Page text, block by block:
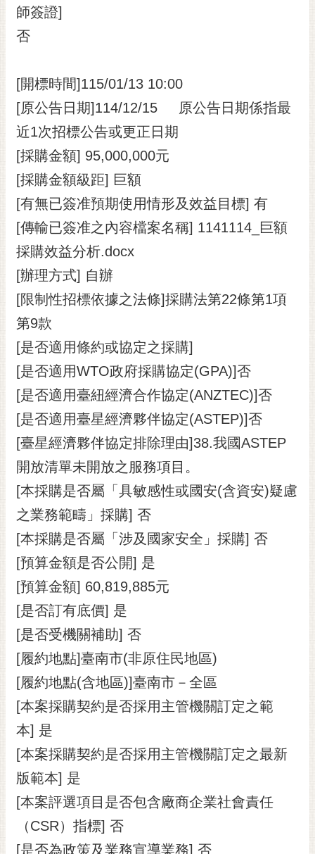
策
網
料
開
放
宣
告
市
交
通
位
置
師簽證]
否
[開標時間]115/01/13 10:00
[原公告日期]114/12/15 原公告日期係指最
近1次招標公告或更正日期
[採購金額] 95,000,000元
[採購金額級距] 巨額
[有無已簽准預期使用情形及效益目標] 有
[傳輸已簽准之內容檔案名稱] 1141114_巨額
採購效益分析.docx
[辦理方式] 自辦
[限制性招標依據之法條]採購法第22條第1項
第9款
[是否適用條約或協定之採購]
[是否適用WTO政府採購協定(GPA)]否
[是否適用臺紐經濟合作協定(ANZTEC)]否
[是否適用臺星經濟夥伴協定(ASTEP)]否
[臺星經濟夥伴協定排除理由]38.我國ASTEP
開放清單未開放之服務項目。
[本採購是否屬「具敏感性或國安(含資安)疑慮
之業務範疇」採購] 否
[本採購是否屬「涉及國家安全」採購] 否
[預算金額是否公開] 是
[預算金額] 60,819,885元
[是否訂有底價] 是
[是否受機關補助] 否
[履約地點]臺南市(非原住民地區)
[履約地點(含地區)]臺南市－全區
[本案採購契約是否採用主管機關訂定之範
本] 是
[本案採購契約是否採用主管機關訂定之最新
版範本] 是
[本案評選項目是否包含廠商企業社會責任
（CSR）指標] 否
[是否為政策及業務宣導業務] 否